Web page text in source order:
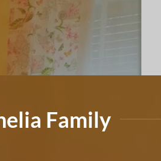
Family